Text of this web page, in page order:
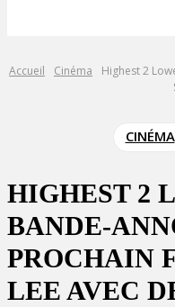
Accueil Cinéma
Highest 2
CINÉMA
HIGHEST 2
BANDE-
PROCHAIN
LEE AVEC